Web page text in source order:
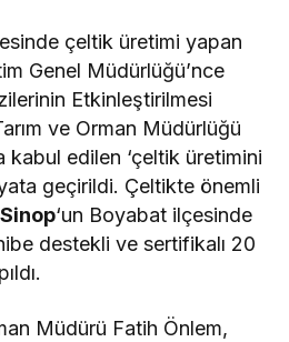
çeltik üretimi yapan
Genel Müdürlüğü’nce
Etkinleştirilmesi
ve Orman Müdürlüğü
kabul edilen ‘çeltik üretimini
geçirildi. Çeltikte önemli
Sinop‘un Boyabat ilçesinde
destekli ve sertifikalı 20
Müdürü Fatih Önlem,